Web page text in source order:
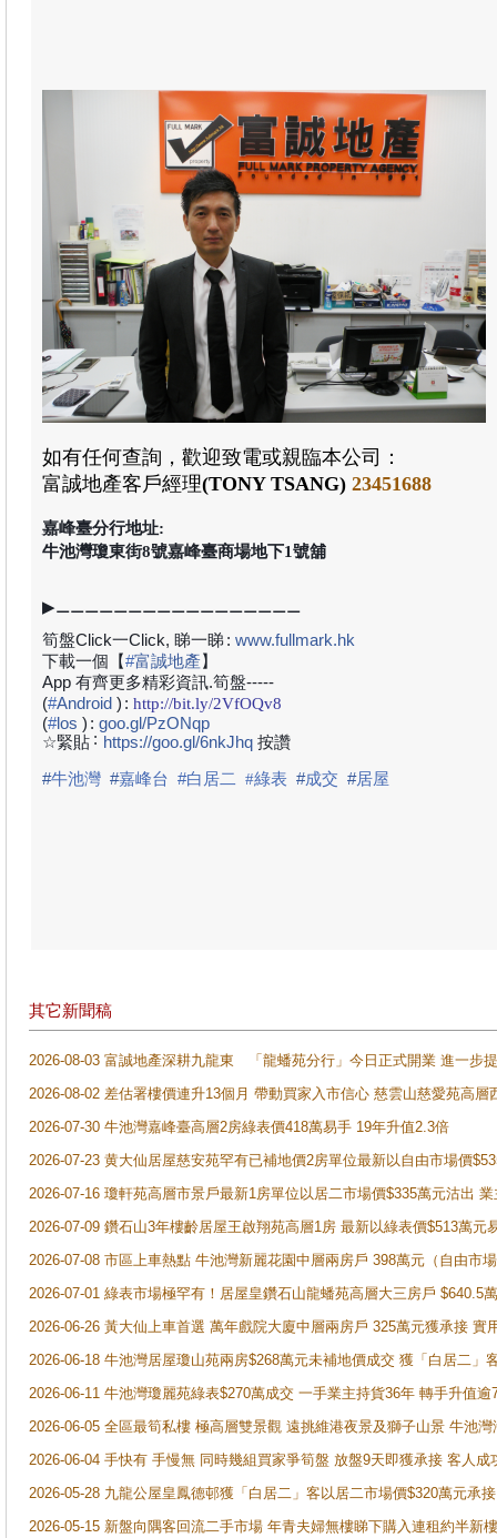
如有任何查詢，歡迎致電或親臨本公司：
富誠地產客戶經理(TONY TSANG) 23451688
嘉峰臺分行地址:
牛池灣瓊東街8號嘉峰臺商場地下1號舖
▶⚊⚊⚊⚊⚊⚊⚊⚊⚊⚊⚊⚊⚊⚊⚊⚊⚊
筍盤Click一Click, 睇一睇: www.fullmark.hk
下載一個【#富誠地產】
App 有齊更多精彩資訊.筍盤-----
(#Android ) : http://bit.ly/2VfOQv8
(#los ) : goo.gl/PzONqp
☆緊貼 :https://goo.gl/6nkJhq 按讚
#牛池灣 #嘉峰台 #白居二 #綠表 #成交 #居屋
其它新聞稿
2026-08-03 富誠地產深耕九龍東 「龍蟠苑分行」今日正式開業 進一步
2026-08-02 差估署樓價連升13個月 帶動買家入市信心 慈雲山慈愛苑高層
2026-07-30 牛池灣嘉峰臺高層2房綠表價418萬易手 19年升值2.3倍
2026-07-23 黄大仙居屋慈安苑罕有已補地價2房單位最新以自由市場價
2026-07-16 瓊軒苑高層市景戶最新1房單位以居二市場價$335萬元沽出
2026-07-09 鑽石山3年樓齡居屋王啟翔苑高層1房 最新以綠表價$513萬元
2026-07-08 市區上車熱點 牛池灣新麗花園中層兩房戶 398萬元（自由市
2026-07-01 綠表市場極罕有！居屋皇鑽石山龍蟠苑高層大三房戶
2026-06-26 黃大仙上車首選 萬年戲院大廈中層兩房戶 325萬元獲承接 實
2026-06-18 牛池灣居屋瓊山苑兩房$268萬元未補地價成交 獲「白居二」
2026-06-11 牛池灣瓊麗苑綠表$270萬成交 一手業主持貨36年 轉手升值逾
2026-06-05 全區最筍私樓 極高層雙景觀 遠挑維港夜景及獅子山景 牛池
2026-06-04 手快有 手慢無 同時幾組買家爭筍盤 放盤9天即獲承接 客人
2026-05-28 九龍公屋皇鳳德邨獲「白居二」客以居二市場價$320萬元承接
2026-05-15 新盤向隅客回流二手市場 年青夫婦無樓睇下購入連租約半新